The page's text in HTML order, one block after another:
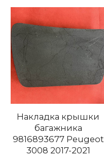
Накладка крышки
багажника
9816893677 Peugeot
3008 2017-2021